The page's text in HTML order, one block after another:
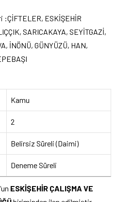
:ÇİFTELER, ESKİŞEHİR
SARICAKAYA, SEYİTGAZİ,
İNÖNÜ, GÜNYÜZÜ, HAN,
Kamu
2
Belirsiz Süreli (Daimi)
Deneme Süreli
‘un ESKİŞEHİR ÇALIŞMA VE